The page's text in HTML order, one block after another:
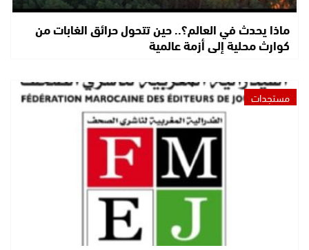
ماذا يحدث في العالم؟.. حين تتحول حرائق الغابات من
كوارث محلية إلى أزمة عالمية
مستجدات